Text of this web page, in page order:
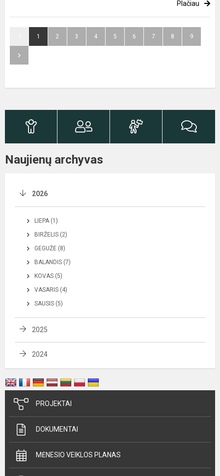
Plačiau
1 2 3 4 5 6 7 8 9
Naujienų archyvas
2026
LIEPA (1)
BIRŽELIS (2)
GEGUŽĖ (8)
BALANDIS (7)
KOVAS (5)
VASARIS (4)
SAUSIS (5)
2025
2024
PROJEKTAI
DOKUMENTAI
MĖNESIO VEIKLOS PLANAS